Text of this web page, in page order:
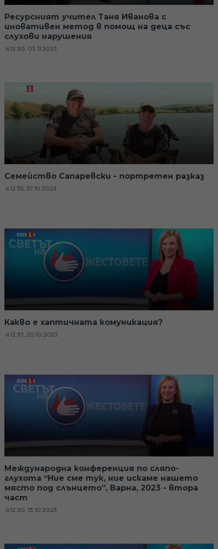
Ресурсният учител Таня Иванова с
иновативен метод в помощ на деца със
слухови нарушения
12:30, 03.11.2023
Семейство Сапаревски - портретен разказ
12:35, 27.10.2023
Какво е хаптичната комуникация?
12:37, 20.10.2023
Международна конференция по сляпо-
глухота “Ние сме тук, ние искаме нашето
място под слънцето”, Варна, 2023 - втора
част
12:30, 13.10.2023